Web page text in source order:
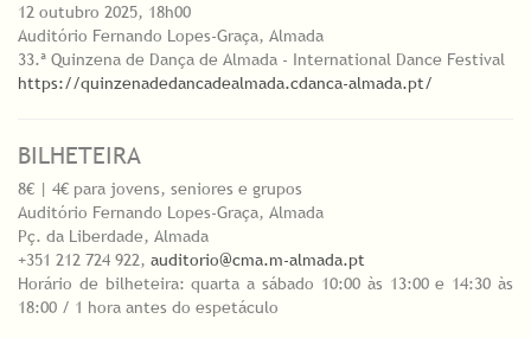
12 outubro 2025, 18h00
Auditório Fernando Lopes-Graça, Almada
33.ª Quinzena de Dança de Almada - International Dance Festival
https://quinzenadedancadealmada.cdanca-almada.pt/
BILHETEIRA
8€ | 4€ para jovens, seniores e grupos
Auditório Fernando Lopes-Graça, Almada
Pç. da Liberdade, Almada
+351 212 724 922, auditorio@cma.m-almada.pt
Horário de bilheteira: quarta a sábado 10:00 às 13:00 e 14:30 às
18:00 / 1 hora antes do espetáculo